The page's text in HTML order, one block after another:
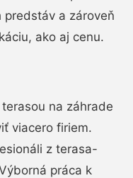
predstáv a zároveň
ako aj cenu.
na záhrade
viacero firiem.
z terasa-
práca k